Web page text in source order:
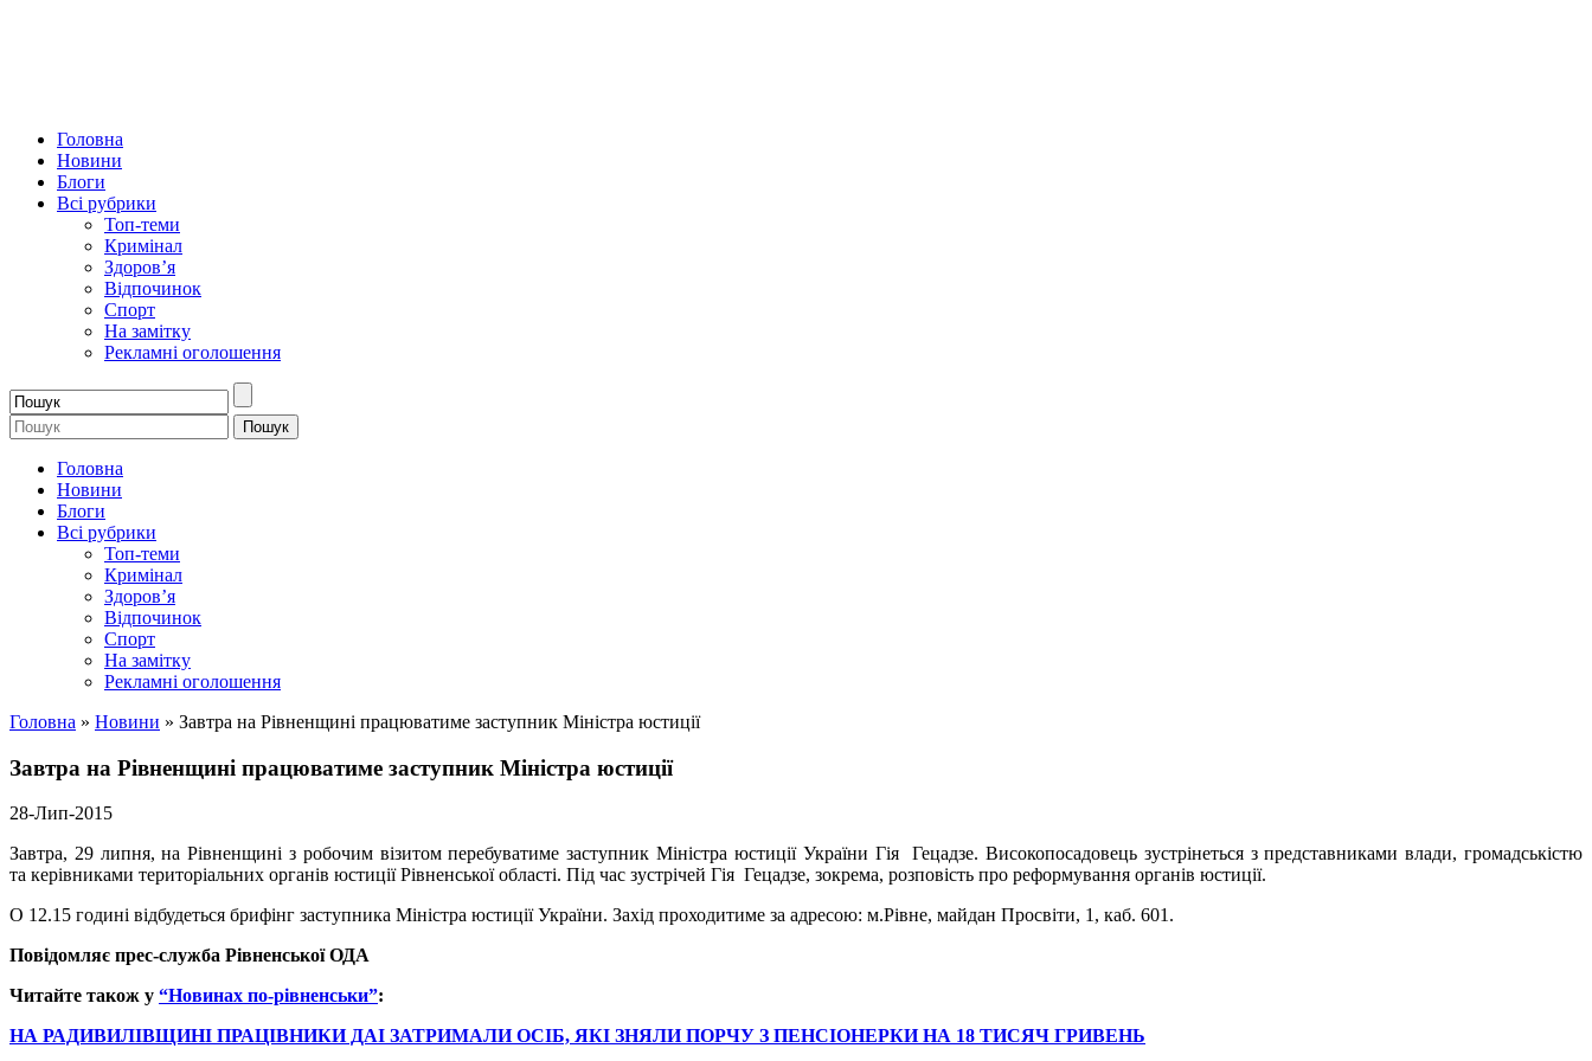
Головна
Новини
Блоги
Всі рубрики
Топ-теми
Кримінал
Здоров’я
Відпочинок
Спорт
На замітку
Рекламні оголошення
Головна
Новини
Блоги
Всі рубрики
Топ-теми
Кримінал
Здоров’я
Відпочинок
Спорт
На замітку
Рекламні оголошення
Головна » Новини » Завтра на Рівненщині працюватиме заступник Міністра юстиції
Завтра на Рівненщині працюватиме заступник Міністра юстиції
28-Лип-2015
Завтра, 29 липня, на Рівненщині з робочим візитом перебуватиме заступник Міністра юстиції України Гія Гецадзе. Високопосадовець зустрінеться з представниками влади, громадськістю
та керівниками територіальних органів юстиції Рівненської області. Під час зустрічей Гія Гецадзе, зокрема, розповість про реформування органів юстиції.
О 12.15 годині відбудеться брифінг заступника Міністра юстиції України. Захід проходитиме за адресою: м.Рівне, майдан Просвіти, 1, каб. 601.
Повідомляє прес-служба Рівненської ОДА
Читайте також у “Новинах по-рівненськи”:
НА РАДИВИЛІВЩИНІ ПРАЦІВНИКИ ДАІ ЗАТРИМАЛИ ОСІБ, ЯКІ ЗНЯЛИ ПОРЧУ З ПЕНСІОНЕРКИ НА 18 ТИСЯЧ ГРИВЕНЬ